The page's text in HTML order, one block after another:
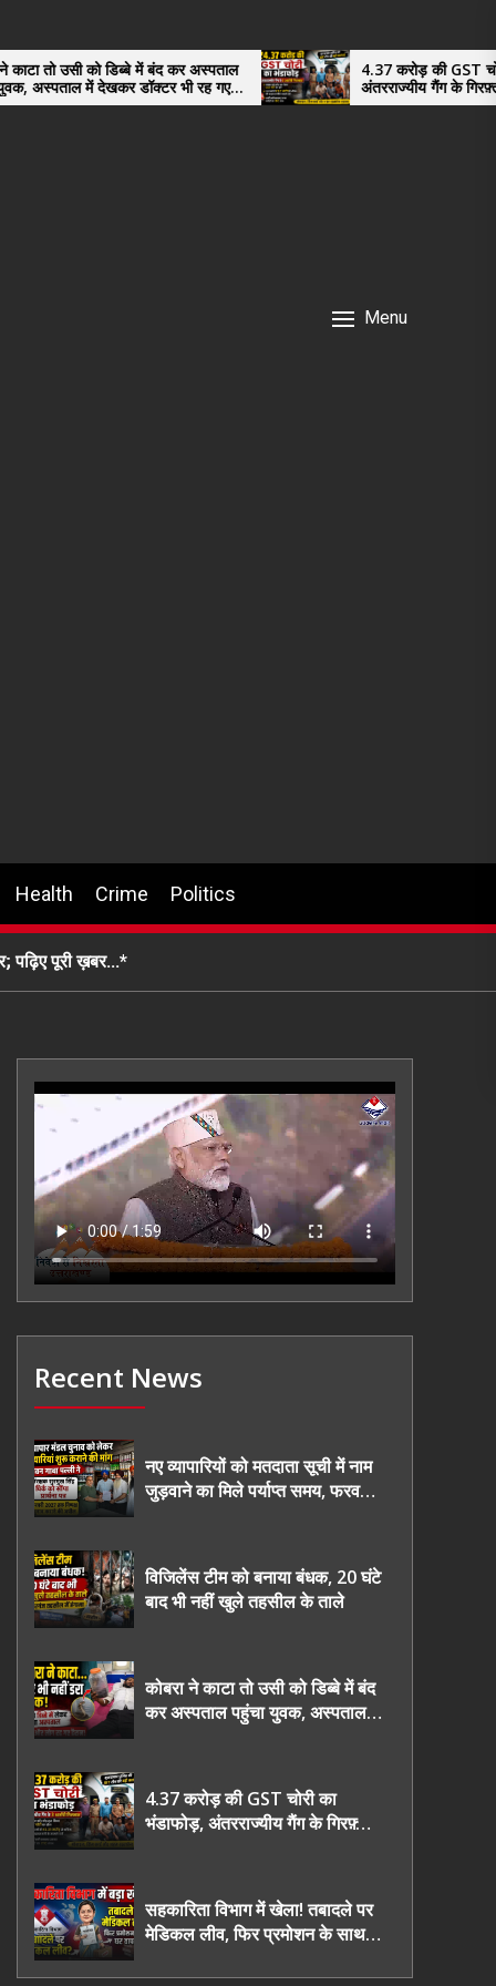
में बंद कर अस्पताल
डॉक्टर भी रह गए
4.37 करोड़ की GST चोरी का भंडाफोड़,
अंतरराज्यीय गैंग के गिरफ़्तार तीनो आरोपी
नगर के, साइबर ठगी छोड़ अपनाया नया तरी
Menu
Health Crime Politics
पढ़िए पूरी ख़बर…*
Recent News
नए व्यापारियों को मतदाता सूची में नाम
जुड़वाने का मिले पर्याप्त समय, फरवरी
विजिलेंस टीम को बनाया बंधक, 20 घंटे
बाद भी नहीं खुले तहसील के ताले
कोबरा ने काटा तो उसी को डिब्बे में बंद
कर अस्पताल पहुंचा युवक, अस्पताल में
4.37 करोड़ की GST चोरी का
भंडाफोड़, अंतरराज्यीय गैंग के गिरफ़्तार
सहकारिता विभाग में खेला! तबादले पर
मेडिकल लीव, फिर प्रमोशन के साथ